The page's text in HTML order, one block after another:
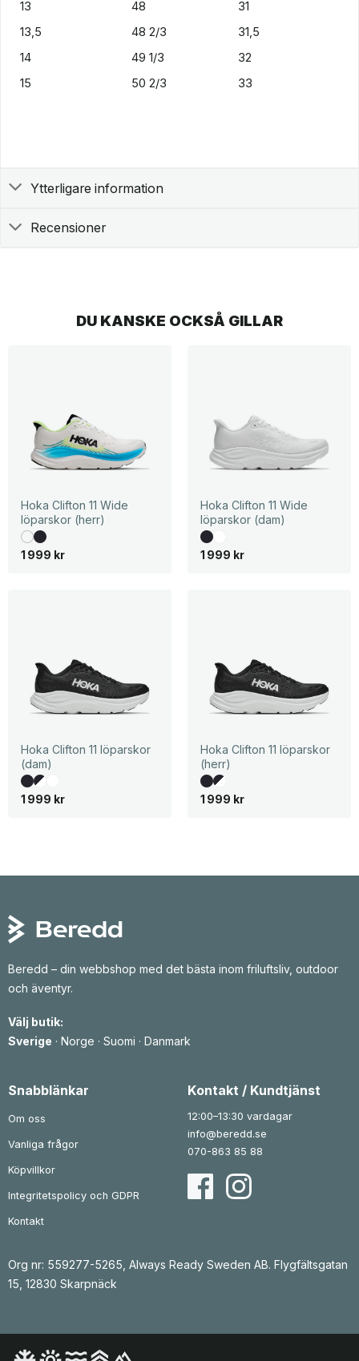
13
48
31
13,5
48 2/3
31,5
14
49 1/3
32
15
50 2/3 33
Ytterligare information
Recensioner
DU KANSKE OCKSÅ GILLAR
Hoka Clifton 11 Wide
löparskor (herr)
1 999 kr
Hoka Clifton 11 Wide
löparskor (dam)
1 999 kr
Hoka Clifton 11 löparskor
(dam)
1 999 kr
Hoka Clifton 11 löparskor
(herr)
1 999 kr
Beredd – din webbshop med det bästa inom friluftsliv, outdoor
och äventyr.
Välj butik:
Sverige · Norge · Suomi · Danmark
Snabblänkar
Om oss
Vanliga frågor
Köpvillkor
Integritetspolicy och GDPR
Kontakt
Kontakt / Kundtjänst
12:00–13:30 vardagar
info@beredd.se
070-863 85 88
Org nr: 559277-5265, Always Ready Sweden AB. Flygfältsgatan
15, 12830 Skarpnäck